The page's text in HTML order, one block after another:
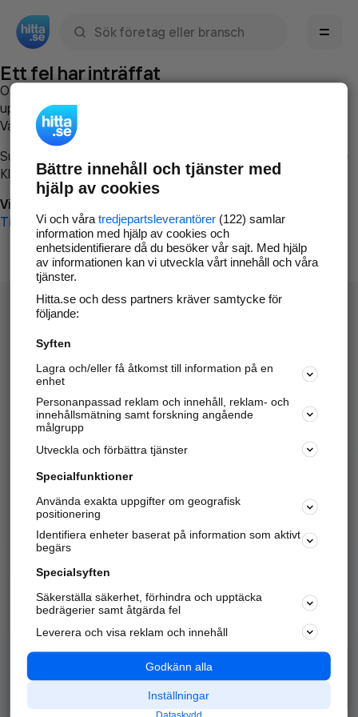
Ett fel har inträffat
Om du vill kan du
uppstod så att vi lättare och snabbare kan avhjälpa det.
Vänligen försök med följande:
Surfa till
Klicka påTillbaka-knappen i webbläsaren och försök igen
Vi beklagar besväret!
Till startsidan
Hitta.se - Gratis nummerupplysning.
Sök företag, personer och platser.
Hitta telefonnummer, adresser, företagsinfo mm.
Marknadsför företaget
Kom igång och annonsera mot
samarbetspartners nära dig.
Alla kategorier
Populära sökningar
API & Kartor
Annonsera
Integritet
Nödnummer
Bättre innehåll och tjänster med
hjälp av cookies
Vi och våra tredjepartsleverantörer(122) samlar
information med hjälp av cookies och
enhetsidentifierare då du besöker vår sajt. Med hjälp
av informationen kan vi utveckla vårt innehåll och våra
tjänster.
Hitta.se och dess partners kräver samtycke för
följande:
Syften
Lagra och/eller få åtkomst till information på en
enhet
Personanpassad reklam och innehåll, reklam- och
innehållsmätning samt forskning angående
målgrupp
Utveckla och förbättra tjänster
Specialfunktioner
Använda exakta uppgifter om geografisk
positionering
Identifiera enheter baserat på information som aktivt
begärs
Specialsyften
Säkerställa säkerhet, förhindra och upptäcka
bedrägerier samt åtgärda fel
Leverera och visa reklam och innehåll
Godkänn alla
Inställningar
Dataskydd